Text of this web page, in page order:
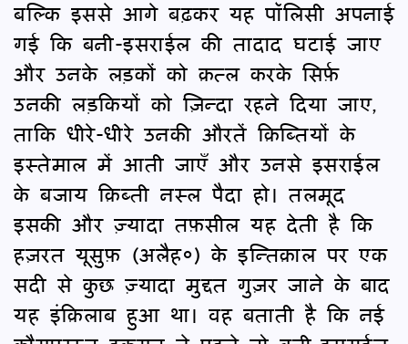
बल्कि इससे आगे बढ़कर यह पॉलिसी अपनाई
गई कि बनी-इसराईल की तादाद घटाई जाए
और उनके लड़कों को क़त्ल करके सिर्फ़
उनकी लड़कियों को ज़िन्दा रहने दिया जाए,
ताकि धीरे-धीरे उनकी औरतें क़िब्तियों के
इस्तेमाल में आती जाएँ और उनसे इसराईल
के बजाय क़िब्ती नस्ल पैदा हो। तलमूद
इसकी और ज़्यादा तफ़सील यह देती है कि
हज़रत यूसुफ़ (अलैह०) के इन्तिक़ाल पर एक
सदी से कुछ ज़्यादा मुद्दत गुज़र जाने के बाद
यह इंक़िलाब हुआ था। वह बताती है कि नई